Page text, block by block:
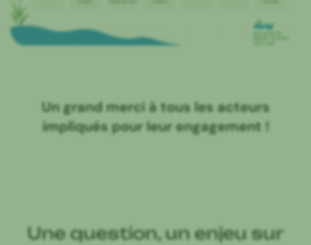
Un grand merci à tous les acteurs
impliqués pour leur engagement !
Une question, un enjeu sur